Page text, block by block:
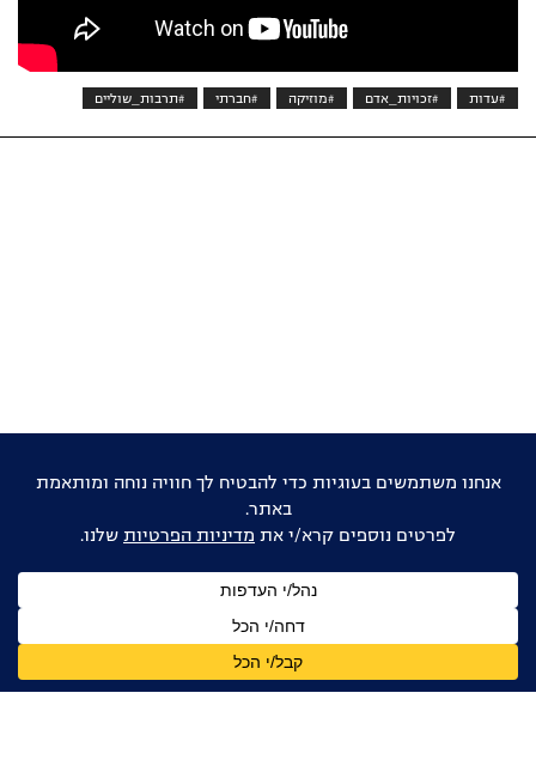
#עדות #זכויות_אדם #מוזיקה #חברתי #תרבות_שוליים
אוהבים דוקו ישראלי?
הישארו מעודכנים
שם
מלא
כתובת
דואר